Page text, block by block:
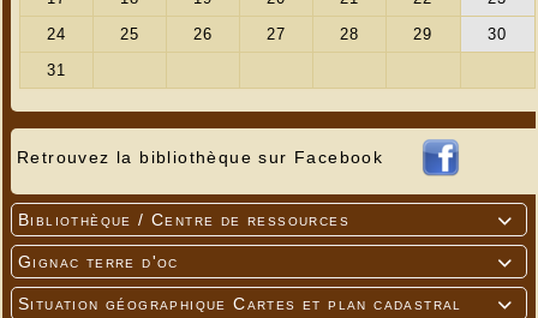
Retrouvez la bibliothèque sur Facebook

Bibliothèque / Centre de ressources

Gignac terre d'oc

Situation géographique Cartes et plan cadastral